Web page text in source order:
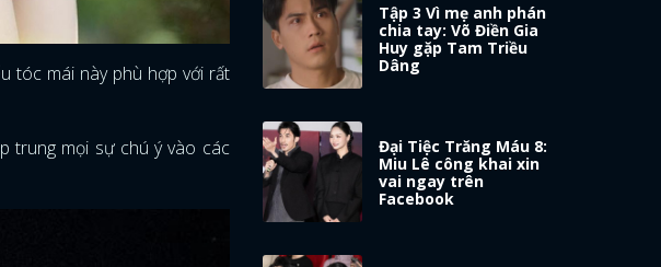
tóc mái này phù hợp với rất
trung mọi sự chú ý vào các
Tập 3 Vì mẹ anh phán
chia tay: Võ Điền Gia
Huy gặp Tam Triều
Dâng
Đại Tiệc Trăng Máu 8:
Miu Lê công khai xin
vai ngay trên
Facebook